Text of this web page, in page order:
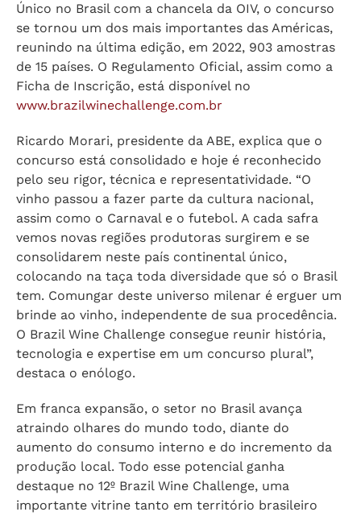
Único no Brasil com a chancela da OIV, o concurso
se tornou um dos mais importantes das Américas,
reunindo na última edição, em 2022, 903 amostras
de 15 países. O Regulamento Oficial, assim como a
Ficha de Inscrição, está disponível no
www.brazilwinechallenge.com.br
Ricardo Morari, presidente da ABE, explica que o
concurso está consolidado e hoje é reconhecido
pelo seu rigor, técnica e representatividade. “O
vinho passou a fazer parte da cultura nacional,
assim como o Carnaval e o futebol. A cada safra
vemos novas regiões produtoras surgirem e se
consolidarem neste país continental único,
colocando na taça toda diversidade que só o Brasil
tem. Comungar deste universo milenar é erguer um
brinde ao vinho, independente de sua procedência.
O Brazil Wine Challenge consegue reunir história,
tecnologia e expertise em um concurso plural”,
destaca o enólogo.
Em franca expansão, o setor no Brasil avança
atraindo olhares do mundo todo, diante do
aumento do consumo interno e do incremento da
produção local. Todo esse potencial ganha
destaque no 12º Brazil Wine Challenge, uma
importante vitrine tanto em território brasileiro